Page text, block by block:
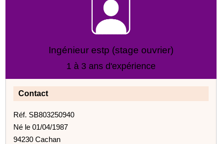
Ingénieur estp (stage ouvrier)
1 à 3 ans d'expérience
Contact
Réf. SB803250940
Né le 01/04/1987
94230 Cachan